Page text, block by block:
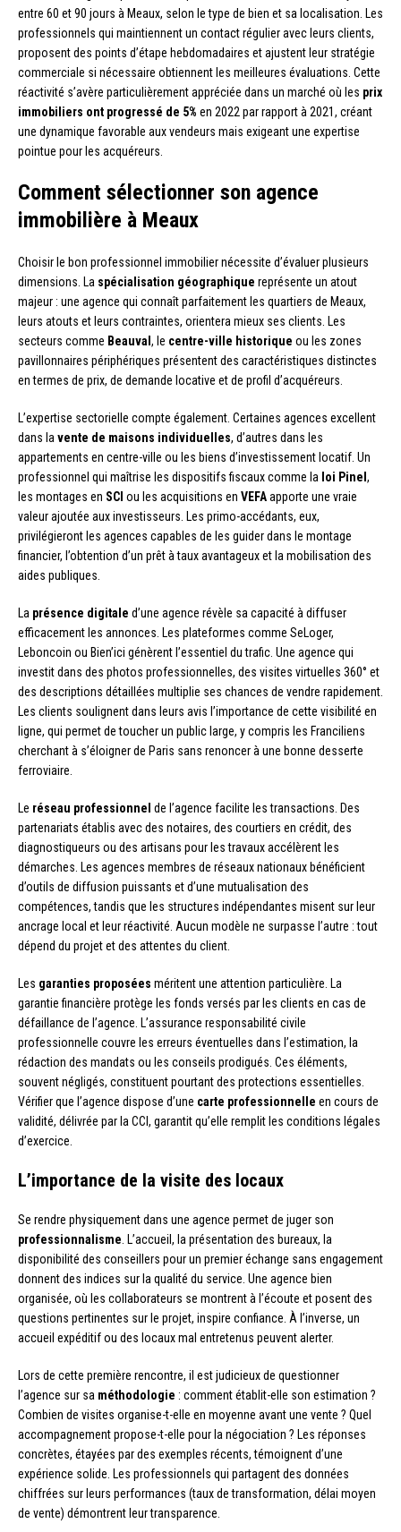
entre 60 et 90 jours à Meaux, selon le type de bien et sa localisation. Les
professionnels qui maintiennent un contact régulier avec leurs clients,
proposent des points d’étape hebdomadaires et ajustent leur stratégie
commerciale si nécessaire obtiennent les meilleures évaluations. Cette
réactivité s’avère particulièrement appréciée dans un marché où les prix
immobiliers ont progressé de 5% en 2022 par rapport à 2021, créant
une dynamique favorable aux vendeurs mais exigeant une expertise
pointue pour les acquéreurs.
Comment sélectionner son agence
immobilière à Meaux
Choisir le bon professionnel immobilier nécessite d’évaluer plusieurs
dimensions. La spécialisation géographique représente un atout
majeur : une agence qui connaît parfaitement les quartiers de Meaux,
leurs atouts et leurs contraintes, orientera mieux ses clients. Les
secteurs comme Beauval , le centre-ville historique ou les zones
pavillonnaires périphériques présentent des caractéristiques distinctes
en termes de prix, de demande locative et de profil d’acquéreurs.
L’expertise sectorielle compte également. Certaines agences excellent
dans lavente de maisons individuelles, d’autres dans les
appartements en centre-ville ou les biens d’investissement locatif. Un
professionnel qui maîtrise les dispositifs fiscaux comme la loi Pinel ,
les montages en SCI ou les acquisitions en VEFAapporte une vraie
valeur ajoutée aux investisseurs. Les primo-accédants, eux,
privilégieront les agences capables de les guider dans le montage
financier, l’obtention d’un prêt à taux avantageux et la mobilisation des
aides publiques.
La présence digitale d’une agence révèle sa capacité à diffuser
efficacement les annonces. Les plateformes comme SeLoger,
Leboncoin ou Bien’ici génèrent l’essentiel du trafic. Une agence qui
investit dans des photos professionnelles, des visites virtuelles 360° et
des descriptions détaillées multiplie ses chances de vendre rapidement.
Les clients soulignent dans leurs avis l’importance de cette visibilité en
ligne, qui permet de toucher un public large, y compris les Franciliens
cherchant à s’éloigner de Paris sans renoncer à une bonne desserte
ferroviaire.
Le réseau professionnel de l’agence facilite les transactions. Des
partenariats établis avec des notaires, des courtiers en crédit, des
diagnostiqueurs ou des artisans pour les travaux accélèrent les
démarches. Les agences membres de réseaux nationaux bénéficient
d’outils de diffusion puissants et d’une mutualisation des
compétences, tandis que les structures indépendantes misent sur leur
ancrage local et leur réactivité. Aucun modèle ne surpasse l’autre : tout
dépend du projet et des attentes du client.
Les garanties proposées méritent une attention particulière. La
garantie financière protège les fonds versés par les clients en cas de
défaillance de l’agence. L’assurance responsabilité civile
professionnelle couvre les erreurs éventuelles dans l’estimation, la
rédaction des mandats ou les conseils prodigués. Ces éléments,
souvent négligés, constituent pourtant des protections essentielles.
Vérifier que l’agence dispose d’une carte professionnelle en cours de
validité, délivrée par la CCI, garantit qu’elle remplit les conditions légales
d’exercice.
L’importance de la visite des locaux
Se rendre physiquement dans une agence permet de juger son
professionnalisme. L’accueil, la présentation des bureaux, la
disponibilité des conseillers pour un premier échange sans engagement
donnent des indices sur la qualité du service. Une agence bien
organisée, où les collaborateurs se montrent à l’écoute et posent des
questions pertinentes sur le projet, inspire confiance. À l’inverse, un
accueil expéditif ou des locaux mal entretenus peuvent alerter.
Lors de cette première rencontre, il est judicieux de questionner
l’agence sur sa méthodologie : comment établit-elle son estimation ?
Combien de visites organise-t-elle en moyenne avant une vente ? Quel
accompagnement propose-t-elle pour la négociation ? Les réponses
concrètes, étayées par des exemples récents, témoignent d’une
expérience solide. Les professionnels qui partagent des données
chiffrées sur leurs performances (taux de transformation, délai moyen
de vente) démontrent leur transparence.